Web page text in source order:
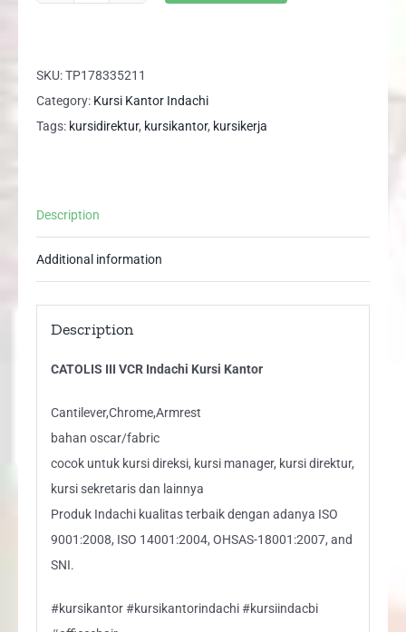
Indachi
Kursi
Kantor
SKU:TP178335211
Category: Kursi Kantor Indachi
Tags: kursidirektur, kursikantor, kursikerja
Description
Additional information
Description
CATOLIS III VCR Indachi Kursi Kantor
Cantilever,Chrome,Armrest
bahan oscar/fabric
cocok untuk kursi direksi, kursi manager, kursi direktur,
kursi sekretaris dan lainnya
Produk Indachi kualitas terbaik dengan adanya ISO
9001:2008, ISO 14001:2004, OHSAS-18001:2007, and
SNI.
#kursikantor #kursikantorindachi #kursiindacbi